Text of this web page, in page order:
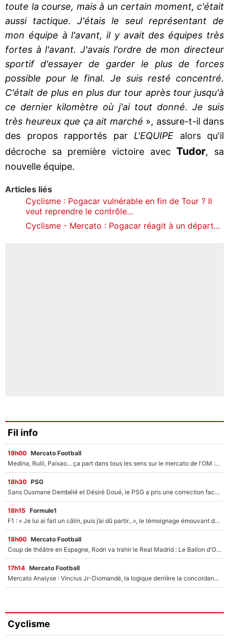
toute la course, mais à un certain moment, c'était
aussi tactique. J'étais le seul représentant de
mon équipe à l'avant, il y avait des équipes très
fortes à l'avant. J'avais l'ordre de mon directeur
sportif d'essayer de garder le plus de forces
possible pour le final. Je suis resté concentré.
C'était de plus en plus dur tour après tour jusqu'à
ce dernier kilomètre où j'ai tout donné. Je suis
très heureux que ça ait marché », assure-t-il dans
des propos rapportés par L'EQUIPE alors qu'il
décroche sa première victoire avecTudor, sa
nouvelle équipe.
Articles liés
Cyclisme : Pogacar vulnérable en fin de Tour ? ll
veut reprendre le contrôle...
Cyclisme - Mercato : Pogacar réagit à un départ...
Fil info
19h00 Mercato Football
Medina, Rulli, Paixao... ça part dans tous les sens sur le mercato de l'OM : Frank McCourt va enfin récupérer l'argent qu'il attend ?
18h30 PSG
Sans Ousmane Dembélé et Désiré Doué, le PSG a pris une correction face à Majorque : Luis Enrique attend avec impatience des renforts !
18h15 Formule1
F1 : « Je lui ai fait un câlin, puis j’ai dû partir...», le témoignage émouvant de Max Verstappen sur sa fille
18h00 Mercato Football
Coup de théâtre en Espagne, Rodri va trahir le Real Madrid : Le Ballon d'Or a choisi de signer au FC Barcelone !
17h14 Mercato Football
Mercato Analyse : Vincius Jr-Diomandé, la logique derrière la concordance des temps
Cyclisme